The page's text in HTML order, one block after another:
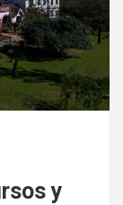
y